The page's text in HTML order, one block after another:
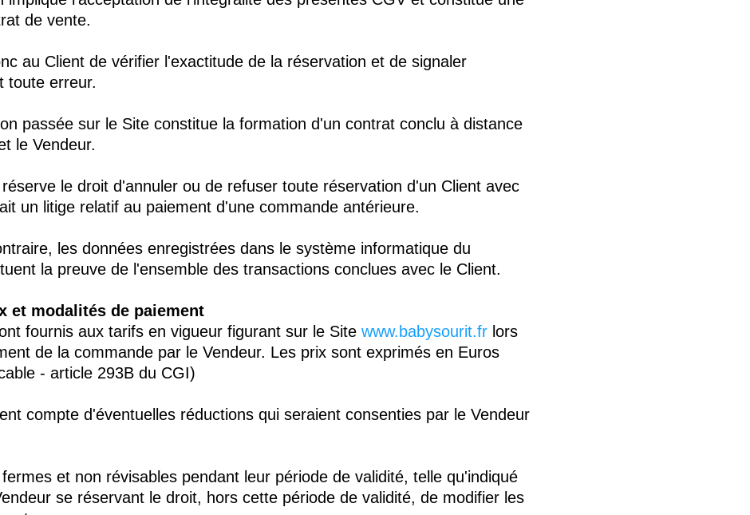
de vente.
au Client de vérifier l'exactitude de la réservation et de signaler
toute erreur.
passée sur le Site constitue la formation d'un contrat conclu à distance
le Vendeur.
le droit d'annuler ou de refuser toute réservation d'un Client avec
un litige relatif au paiement d'une commande antérieure.
les données enregistrées dans le système informatique du
la preuve de l'ensemble des transactions conclues avec le Client.
et modalités de paiement
fournis aux tarifs en vigueur figurant sur le Site www.babysourit.fr lors
de la commande par le Vendeur. Les prix sont exprimés en Euros
- article 293B du CGI)
compte d'éventuelles réductions qui seraient consenties par le Vendeur
et non révisables pendant leur période de validité, telle qu'indiqué
se réservant le droit, hors cette période de validité, de modifier les